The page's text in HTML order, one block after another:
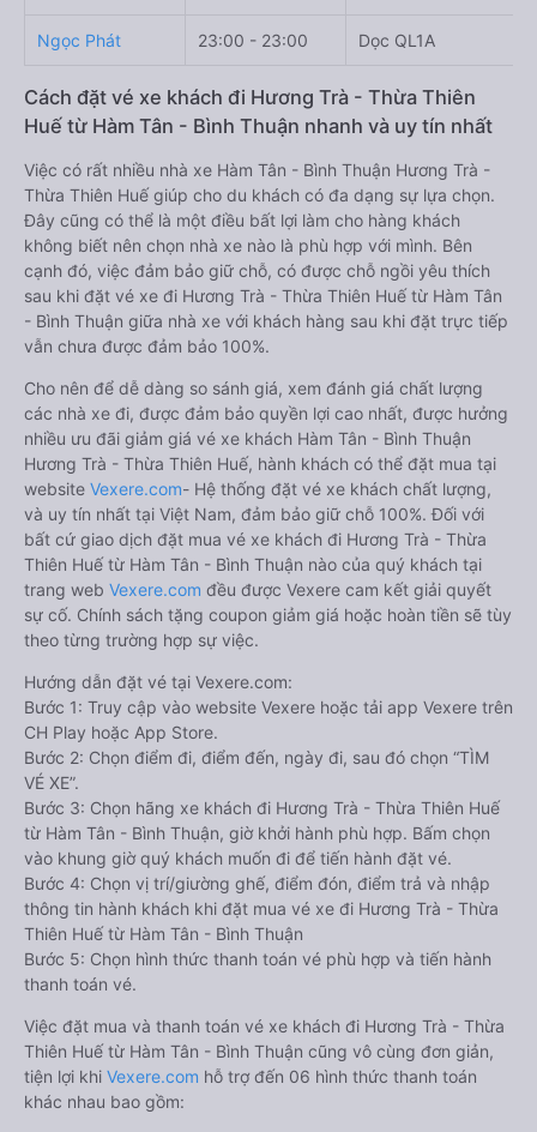
Ngọc Phát 23:00 - 23:00 Dọc QL1A
Cách đặt vé xe khách đi Hương Trà - Thừa Thiên
Huế từ Hàm Tân - Bình Thuận nhanh và uy tín nhất
Việc có rất nhiều nhà xe Hàm Tân - Bình Thuận Hương Trà -
Thừa Thiên Huế giúp cho du khách có đa dạng sự lựa chọn.
Đây cũng có thể là một điều bất lợi làm cho hàng khách
không biết nên chọn nhà xe nào là phù hợp với mình. Bên
cạnh đó, việc đảm bảo giữ chỗ, có được chỗ ngồi yêu thích
sau khi đặt vé xe đi Hương Trà - Thừa Thiên Huế từ Hàm Tân
- Bình Thuận giữa nhà xe với khách hàng sau khi đặt trực tiếp
vẫn chưa được đảm bảo 100%.
Cho nên để dễ dàng so sánh giá, xem đánh giá chất lượng
các nhà xe đi, được đảm bảo quyền lợi cao nhất, được hưởng
nhiều ưu đãi giảm giá vé xe khách Hàm Tân - Bình Thuận
Hương Trà - Thừa Thiên Huế, hành khách có thể đặt mua tại
website Vexere.com- Hệ thống đặt vé xe khách chất lượng,
và uy tín nhất tại Việt Nam, đảm bảo giữ chỗ 100%. Đối với
bất cứ giao dịch đặt mua vé xe khách đi Hương Trà - Thừa
Thiên Huế từ Hàm Tân - Bình Thuận nào của quý khách tại
trang web Vexere.com đều được Vexere cam kết giải quyết
sự cố. Chính sách tặng coupon giảm giá hoặc hoàn tiền sẽ tùy
theo từng trường hợp sự việc.
Hướng dẫn đặt vé tại Vexere.com:
Bước 1: Truy cập vào website Vexere hoặc tải app Vexere trên
CH Play hoặc App Store.
Bước 2: Chọn điểm đi, điểm đến, ngày đi, sau đó chọn “TÌM
VÉ XE”.
Bước 3: Chọn hãng xe khách đi Hương Trà - Thừa Thiên Huế
từ Hàm Tân - Bình Thuận, giờ khởi hành phù hợp. Bấm chọn
vào khung giờ quý khách muốn đi để tiến hành đặt vé.
Bước 4: Chọn vị trí/giường ghế, điểm đón, điểm trả và nhập
thông tin hành khách khi đặt mua vé xe đi Hương Trà - Thừa
Thiên Huế từ Hàm Tân - Bình Thuận
Bước 5: Chọn hình thức thanh toán vé phù hợp và tiến hành
thanh toán vé.
Việc đặt mua và thanh toán vé xe khách đi Hương Trà - Thừa
Thiên Huế từ Hàm Tân - Bình Thuận cũng vô cùng đơn giản,
tiện lợi khi Vexere.com hỗ trợ đến 06 hình thức thanh toán
khác nhau bao gồm: